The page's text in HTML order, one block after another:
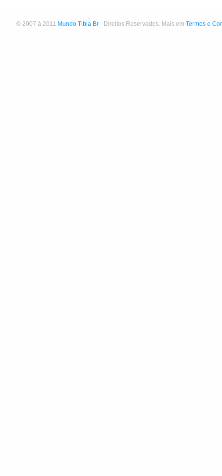
© 2007 à 2011 Mundo Tibia Br - Direitos Reservados. Mais em Termos e